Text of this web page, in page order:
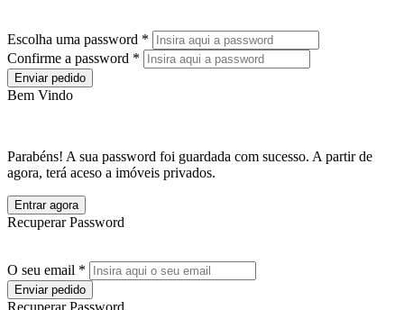
Escolha uma password *
Confirme a password *
Enviar pedido
Bem Vindo
Parabéns! A sua password foi guardada com sucesso. A partir de
agora, terá aceso a imóveis privados.
Entrar agora
Recuperar Password
O seu email *
Enviar pedido
Recuperar Password